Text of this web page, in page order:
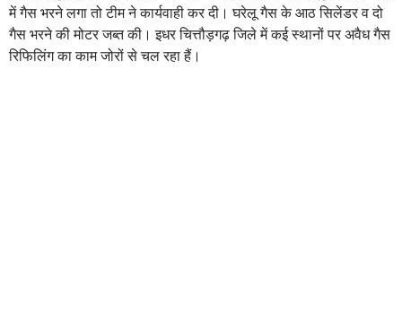
में गैस भरने लगा तो टीम ने कार्यवाही कर दी। घरेलू गैस के आठ सिलेंडर व दो
गैस भरने की मोटर जब्त की। इधर चित्तौड़गढ़ जिले में कई स्थानों पर अवैध गैस
रिफिलिंग का काम जोरों से चल रहा हैं।